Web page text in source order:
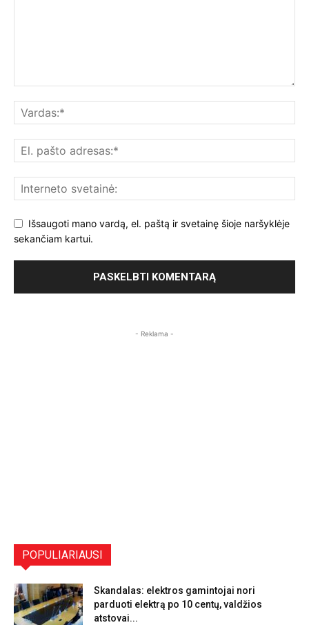
Išsaugoti mano vardą, el. paštą ir svetainę šioje naršyklėje
sekančiam kartui.
- Reklama -
POPULIARIAUSI
Skandalas: elektros gamintojai nori
parduoti elektrą po 10 centų, valdžios
atstovai...